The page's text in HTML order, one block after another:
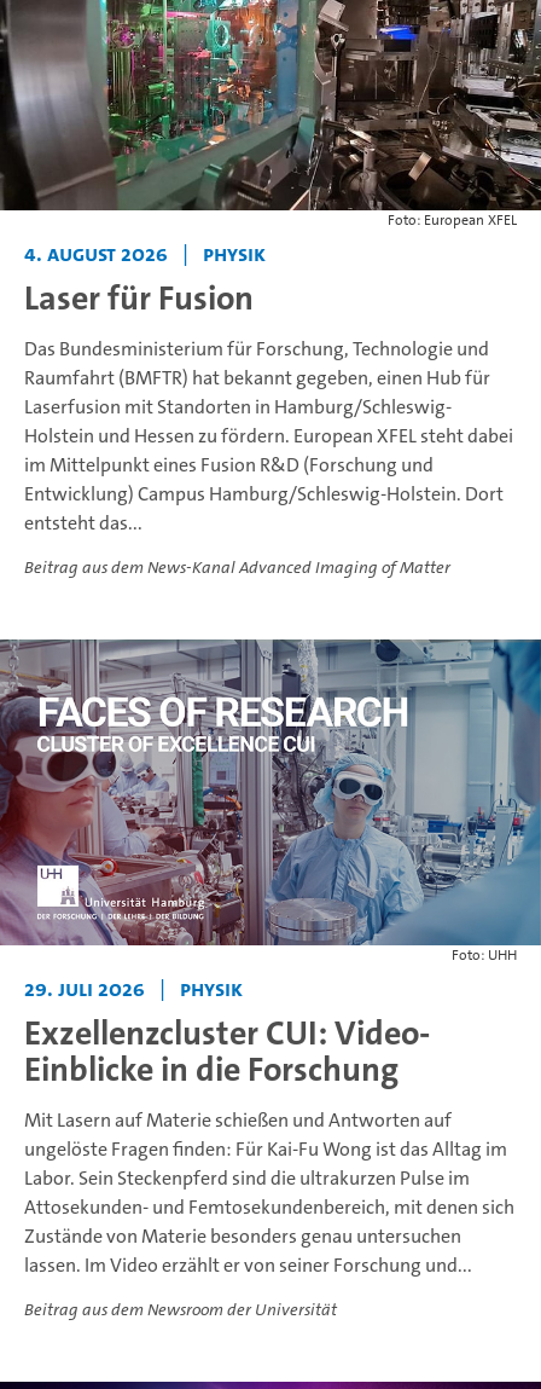
Foto: European XFEL
4. August 2026 | Physik
Laser für Fusion
Das Bundesministerium für Forschung, Technologie und
Raumfahrt (BMFTR) hat bekannt gegeben, einen Hub für
Laserfusion mit Standorten in Hamburg/Schleswig-
Holstein und Hessen zu fördern. European XFEL steht dabei
im Mittelpunkt eines Fusion R&D (Forschung und
Entwicklung) Campus Hamburg/Schleswig-Holstein. Dort
entsteht das...
Beitrag aus dem News-Kanal Advanced Imaging of Matter
Foto: UHH
29. Juli 2026 | Physik
Exzellenzcluster CUI: Video-
Einblicke in die Forschung
Mit Lasern auf Materie schießen und Antworten auf
ungelöste Fragen finden: Für Kai-Fu Wong ist das Alltag im
Labor. Sein Steckenpferd sind die ultrakurzen Pulse im
Attosekunden- und Femtosekundenbereich, mit denen sich
Zustände von Materie besonders genau untersuchen
lassen. Im Video erzählt er von seiner Forschung und...
Beitrag aus dem Newsroom der Universität